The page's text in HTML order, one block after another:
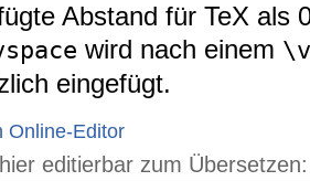
Abstand für TeX als
wird nach einem
eingefügt.
Online-Editor
editierbar zum Übersetzen: